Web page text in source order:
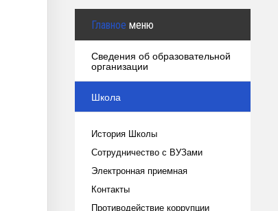
Главное меню
Сведения об образовательной
организации
Школа
История Школы
Сотрудничество с ВУЗами
Электронная приемная
Контакты
Противодействие коррупции